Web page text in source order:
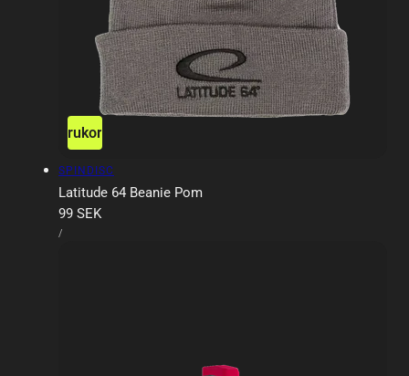
till i varukorgen
Försäljare:
SPINDISC
Latitude 64 Beanie Pom
Ordinarie
pris
99 SEK
ENHETSPRIS
/